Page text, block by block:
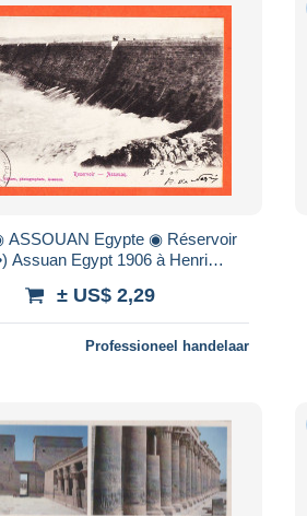
ASSOUAN Egypte ◉ Réservoir
Assuan Egypt 1906 à Henri
FIORILLO Editors
± US$ 2,29
Professioneel handelaar